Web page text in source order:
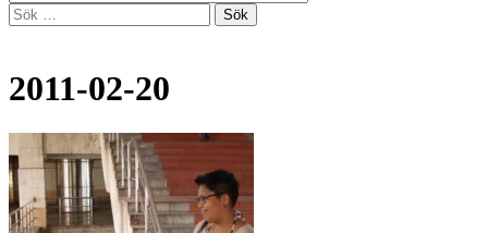
Sök
efter:
2011-02-20